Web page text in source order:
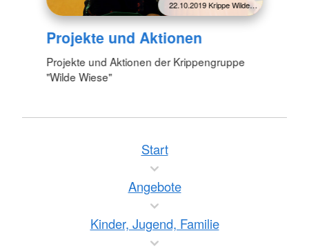
22.10.2019 Krippe Wilde…
Projekte und Aktionen
Projekte und Aktionen der Krippengruppe
"Wilde Wiese"
Start
Angebote
Kinder, Jugend, Familie